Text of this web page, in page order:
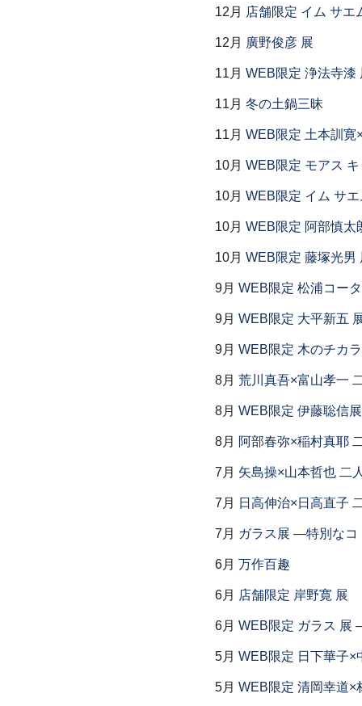
12月 店舗限定 イム サ
12月 廣野俊彦 展
11月 WEB限定 浄法寺漆
11月 冬の土鍋三昧
11月 WEB限定 土本訓寛
10月 WEB限定 モアス
10月 WEB限定 イム サ
10月 WEB限定 阿部慎太
10月 WEB限定 藤塚光男
9月 WEB限定 松浦コー
9月 WEB限定 大平新五
9月 WEB限定 木のチカ
8月 荒川真吾×富山孝一
8月 WEB限定 伊藤聡信展
8月 阿部春弥×稲村真耶
7月 矢島操×山本哲也 二
7月 日高伸治×日高直子
7月 ガラス展 ―特別な
6月 万作百趣
6月 店舗限定 岸野寛 展
6月 WEB限定 ガラス
5月 WEB限定 日下華子×
5月 WEB限定 清岡幸道×